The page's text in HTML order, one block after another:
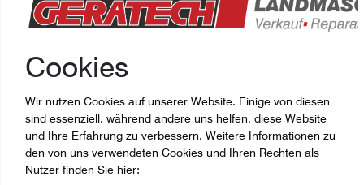
Zuletzt angesehene Artikel:
Cookies
Wir nutzen Cookies auf unserer Website. Einige von diesen
sind essenziell, während andere uns helfen, diese Website
und Ihre Erfahrung zu verbessern. Weitere Informationen zu
den von uns verwendeten Cookies und Ihren Rechten als
Nutzer finden Sie hier: